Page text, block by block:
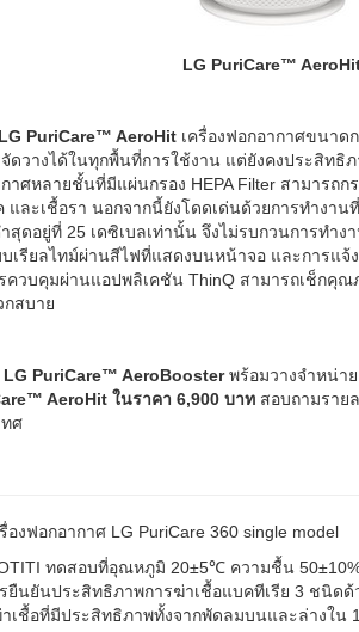
LG PuriCare™
LG PuriCare™ AeroHit เครื่องฟอกอากาศขนาด
ดวางได้ในทุกพื้นที่การใช้งาน แต่ยังคงประสิทธิ
าศหลายชั้นที่มีแผ่นกรอง HEPA Filter สามารถ
และเชื้อรา นอกจากนี้ยังโดดเด่นด้วยการทำงาน
สุดอยู่ที่ 25 เดซิเบลเท่านั้น จึงไม่รบกวนการทำ
รียลไทม์ผ่านสีไฟที่แสดงบนหน้าจอ และการแจ้
ควบคุมผ่านแอปพลิเคชัน ThinQ สามารถเช็กคุ
กสบาย
LG PuriCare™ AeroBoosterพร้อมวางจำหน่า
AeroHit ในราคา 6,900 บาท สอบถามราย
ศ
องฟอกอากาศ LG PuriCare 360 single model
ทดสอบที่อุณหภูมิ 20±5℃ ความชื้น
ยืนยันประสิทธิภาพการฆ่าเชื้อแบคทีเรีย 3 ชนิด
เชื้อที่มีประสิทธิภาพทั้งจากพัดลมบนและล่างใน